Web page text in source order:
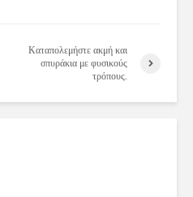
Καταπολεμήστε ακμή και
σπυράκια με φυσικούς
τρόπους.